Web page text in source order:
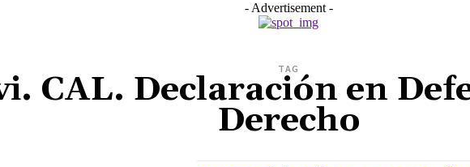
- Advertisement -
TAG
CAL. Declaración en
Derecho